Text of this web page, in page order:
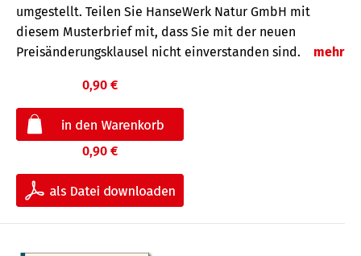
umgestellt. Teilen Sie HanseWerk Natur GmbH mit
diesem Musterbrief mit, dass Sie mit der neuen
Preisänderungsklausel nicht einverstanden sind.
mehr
0,90 €
0,90 €